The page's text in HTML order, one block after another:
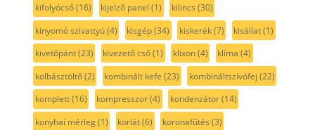
kifolyócső(16) kijelző panel (1) kilincs (30)
kinyomó szivattyú(4) kisgép(34) kiskerék(7) kisállat(1)
kivetőpánt(23) kivezető cső(1) klixon(4) klíma (4)
kolbásztöltő(2) kombinált kefe (23) kombináltszívófej (22)
komplett(16) kompresszor(4) kondenzátor(14)
konyhai mérleg(1) korlát(6) koronafűtés (3)